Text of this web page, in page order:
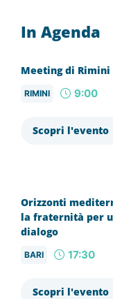
In Agenda
Meeting di Rimini
RIMINI 9:00
Scopri l'evento
Orizzonti
la fraternità per
dialogo
BARI 17:30
Scopri l'evento